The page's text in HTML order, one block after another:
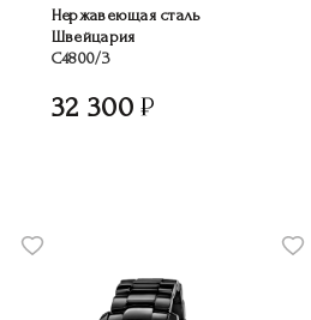
Нержавеющая сталь
Швейцария
C4800/3
32 300